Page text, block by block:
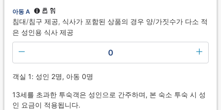
아동 A
침대/침구 제공, 식사가 포함된 상품의 경우 양/가짓수가 다소 적
은 성인용 식사 제공
0
객실 1: 성인 2명, 아동 0명
13세를 초과한 투숙객은 성인으로 간주하며, 본 숙소 투숙 시 성
인 요금이 적용됩니다.